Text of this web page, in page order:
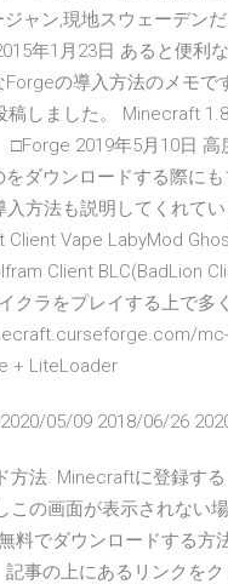
ジャン,現地スウェーデン
年1月23日 あると便利
の導入方法のメモ
稿しました。 Minecraft
□Forge 2019年5月10日
ダウンロードする際に
方法も説明してくれて
Client Vape LabyMod
Client BLC(BadLion
クラをプレイする上で多
+ LiteLoader
05/09 2018/06/26
方法. Minecraftに登録す
この画面が表示されない
料でダウンロードする
事の上にあるリンクを